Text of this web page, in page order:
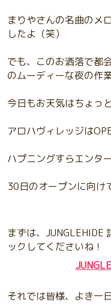
まりやさんの名曲のメ
したよ（笑）
でも、このお洒落で都
のムーディーな夜の作
今日もお天気はちょっ
アロハヴィレッジは
ハプニングすらエンタ
30日のオープンに向け
まずは、JUNGLEHIDE
ックしてくださいね！
それでは皆様、よき一